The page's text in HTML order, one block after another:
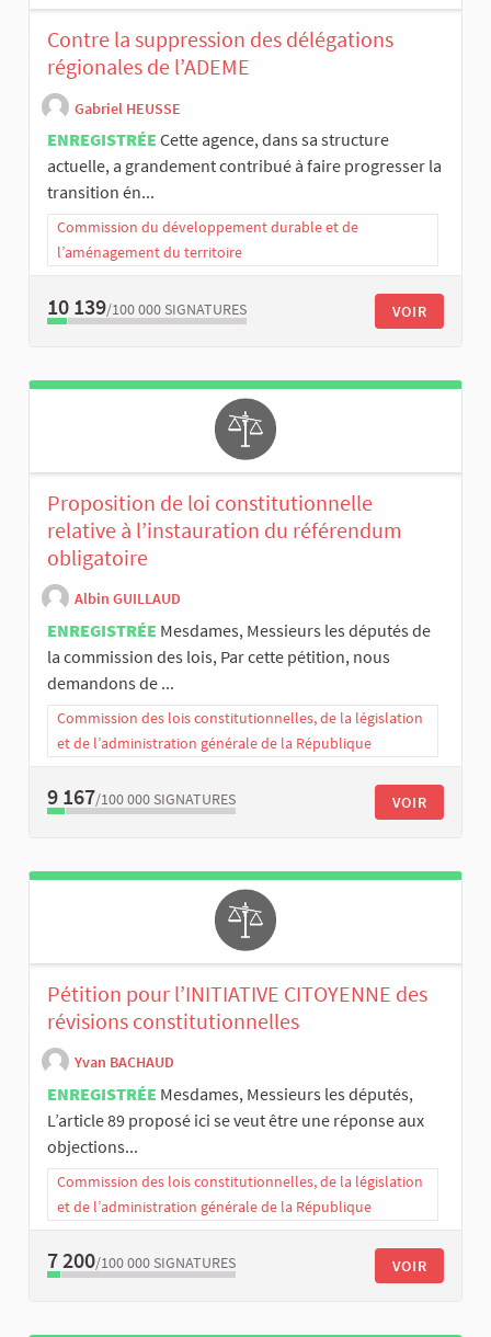
Contre la suppression des délégations
régionales de l’ADEME
Gabriel HEUSSE
ENREGISTRÉE Cette agence, dans sa structure
actuelle, a grandement contribué à faire progresser la
transition én...
Commission du développement durable et de
l’aménagement du territoire
10 139/100 000 SIGNATURES VOIR
Proposition de loi constitutionnelle
relative à l’instauration du référendum
obligatoire
Albin GUILLAUD
ENREGISTRÉE Mesdames, Messieurs les députés de
la commission des lois, Par cette pétition, nous
demandons de ...
Commission des lois constitutionnelles, de la législation
et de l’administration générale de la République
9 167/100 000 SIGNATURES VOIR
Pétition pour l’INITIATIVE CITOYENNE des
révisions constitutionnelles
Yvan BACHAUD
ENREGISTRÉE Mesdames, Messieurs les députés,
L’article 89 proposé ici se veut être une réponse aux
objections...
Commission des lois constitutionnelles, de la législation
et de l’administration générale de la République
7 200/100 000 SIGNATURES VOIR